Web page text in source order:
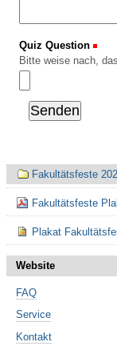
Quiz Question
Bitte weise nach,
Navigation
Fakultätsfeste
Fakultätsfeste
Plakat
Website
FAQ
Service
Kontakt